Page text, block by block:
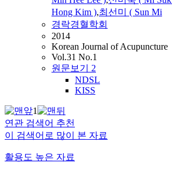
Hong Kim ),최선미 ( Sun Mi
경락경혈학회
2014
Korean Journal of Acupuncture
Vol.31 No.1
원문보기 2
NDSL
KISS
1
연관 검색어 추천
이 검색어로 많이 본 자료
활용도 높은 자료